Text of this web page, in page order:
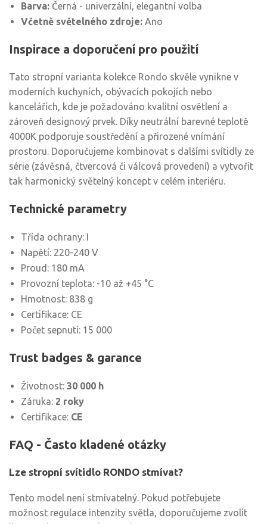
Barva: Černá - univerzální, elegantní volba
Včetně světelného zdroje: Ano
Inspirace a doporučení pro použití
Tato stropní varianta kolekce Rondo skvěle vynikne v
moderních kuchyních, obývacích pokojích nebo
kancelářích, kde je požadováno kvalitní osvětlení a
zároveň designový prvek. Díky neutrální barevné teplotě
4000K podporuje soustředění a přirozené vnímání
prostoru. Doporučujeme kombinovat s dalšími svítidly ze
série (závěsná, čtvercová či válcová provedení) a vytvořit
tak harmonický světelný koncept v celém interiéru.
Technické parametry
Třída ochrany: I
Napětí: 220-240 V
Proud: 180 mA
Provozní teplota: -10 až +45 °C
Hmotnost: 838 g
Certifikace: CE
Počet sepnutí: 15 000
Trust badges & garance
Životnost: 30 000 h
Záruka: 2 roky
Certifikace: CE
FAQ - Často kladené otázky
Lze stropní svítidlo RONDO stmívat?
Tento model není stmívatelný. Pokud potřebujete
možnost regulace intenzity světla, doporučujeme zvolit